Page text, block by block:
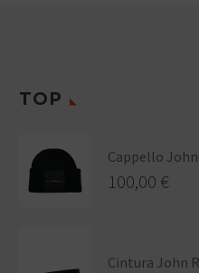
TOP
Cappello
100,00 €
Cintura John